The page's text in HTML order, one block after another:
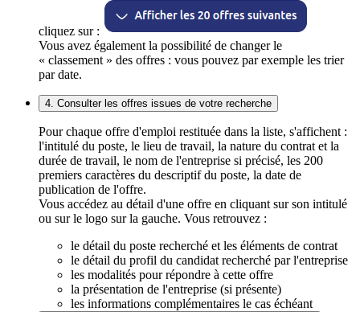
cliquez sur :
Vous avez également la possibilité de changer le
« classement » des offres : vous pouvez par exemple les trier
par date.
4. Consulter les offres issues de votre recherche
Pour chaque offre d'emploi restituée dans la liste, s'affichent :
l'intitulé du poste, le lieu de travail, la nature du contrat et la
durée de travail, le nom de l'entreprise si précisé, les 200
premiers caractères du descriptif du poste, la date de
publication de l'offre.
Vous accédez au détail d'une offre en cliquant sur son intitulé
ou sur le logo sur la gauche. Vous retrouvez :
le détail du poste recherché et les éléments de contrat
le détail du profil du candidat recherché par l'entreprise
les modalités pour répondre à cette offre
la présentation de l'entreprise (si présente)
les informations complémentaires le cas échéant